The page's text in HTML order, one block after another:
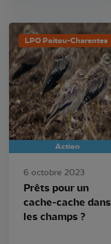
LPO Poitou-Charentes
Action
6 octobre 2023
Prêts pour un
cache-cache dans
les champs ?